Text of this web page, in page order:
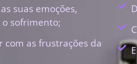
suas emoções,
sofrimento;
com as frustrações da